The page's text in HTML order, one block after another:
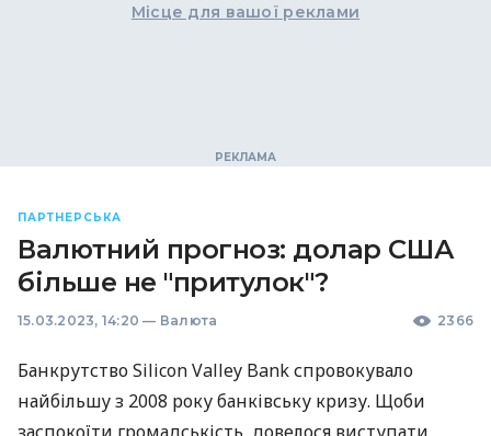
Місце для вашої реклами
ПАРТНЕРСЬКА
Валютний прогноз: долар США
більше не "притулок"?
15.03.2023, 14:20 — Валюта 2366
Банкрутство Silicon Valley Bank спровокувало
найбільшу з 2008 року банківську кризу. Щоби
заспокоїти громадськість, довелося виступати